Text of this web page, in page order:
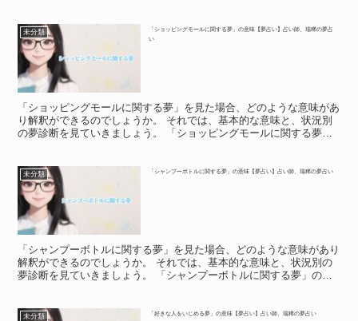
未分類
「ショッピングモールに関する夢」の意味【夢占い】占い師、瑞稀の夢占
い
「ショッピングモールに関する夢」を見た場合、どのような意味があ
り解釈ができるのでしょうか。 それでは、基本的な意味と、状況別
の夢診断を見ていきましょう。 「ショッピングモールに関する夢」
未分類 「シャンプーボトルに関する夢」の意味【夢占い】占い師、瑞稀の夢占い
「シャンプーボトルに関する夢」を見た場合、どのような意味があり
解釈ができるのでしょうか。 それでは、基本的な意味と、状況別の
夢診断を見ていきましょう。 「シャンプーボトルに関する夢」の意
未分類 「好きな人をいじめる夢」の意味【夢占い】占い師、瑞稀の夢占い